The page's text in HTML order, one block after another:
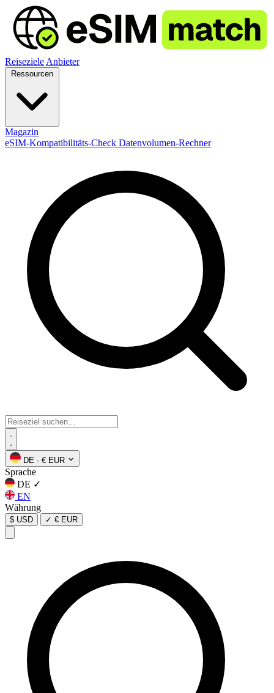
Reiseziele Anbieter
Magazin
eSIM-Kompatibilitäts-Check Datenvolumen-Rechner
DE · € EUR
Sprache
DE ✓
EN
Währung
$ USD ✓ € EUR